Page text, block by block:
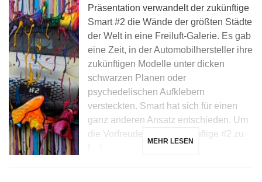
Präsentation verwandelt der zukünftige
Smart #2 die Wände der größten Städte
der Welt in eine Freiluft-Galerie. Es gab
eine Zeit, in der Automobilhersteller ihre
zukünftigen Modelle unter dicken
schwarzen Planen oder
psychedelischen Aufklebern
versteckten. Smart hat sich für einen
ganz anderen Ansatz entschieden. Um
die Vorfreude auf die zukünftige #2 zu
MEHR LESEN